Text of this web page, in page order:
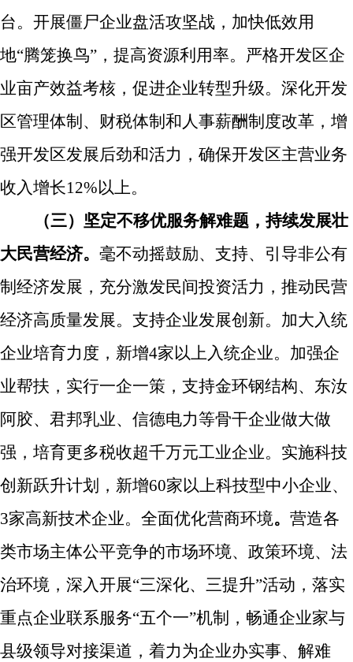
台。 开展僵尸企业盘活攻坚战，加快低效用
地“腾笼换鸟” ，提高资源利用率。严格开发区企
业亩产效益考核，促进企业转型升级。深化开发
区管理体制、财税体制和人事薪酬制度改革，增
强开发区发展后劲和活力，确保开发区主营业务
收入增长12%以上。
（三）坚定不移优服务解难题，持续发展壮
大民营经济。 毫不动摇鼓励、支持、引导非公有
制经济发展，充分激发民间投资活力，推动民营
经济高质量发展。 支持企业发展创新。 加大入统
企业培育力度，新增4家以上入统企业。 加强企
业帮扶，实行一企一策，支持金环钢结构、东汝
阿胶、君邦乳业、信德电力等骨干企业做大做
强，培育更多税收超千万元工业企业。实施科技
创新跃升计划，新增60家以上科技型中小企业、
3家高新技术企业。 全面优化营商环境。 营造各
类市场主体公平竞争的市场环境、政策环境、法
治环境，深入开展“三深化、三提升”活动，落实
重点企业联系服务“五个一”机制，畅通企业家与
县级领导对接渠道，着力为企业办实事、解难